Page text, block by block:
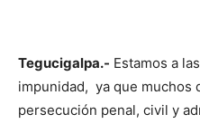
Tegucigalpa.- Estamos a
impunidad, ya que muchos
persecución penal, civil y